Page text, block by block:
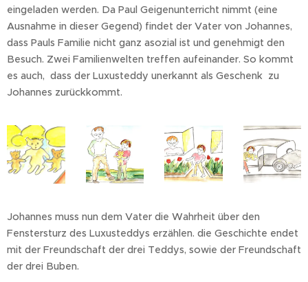
eingeladen werden. Da Paul Geigenunterricht nimmt (eine
Ausnahme in dieser Gegend) findet der Vater von Johannes,
dass Pauls Familie nicht ganz asozial ist und genehmigt den
Besuch. Zwei Familienwelten treffen aufeinander. So kommt
es auch, dass der Luxusteddy unerkannt als Geschenk zu
Johannes zurückkommt.
Johannes muss nun dem Vater die Wahrheit über den
Fenstersturz des Luxusteddys erzählen. die Geschichte endet
mit der Freundschaft der drei Teddys, sowie der Freundschaft
der drei Buben.